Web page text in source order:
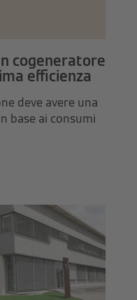
cogeneratore
efficienza
deve avere una
base ai consumi